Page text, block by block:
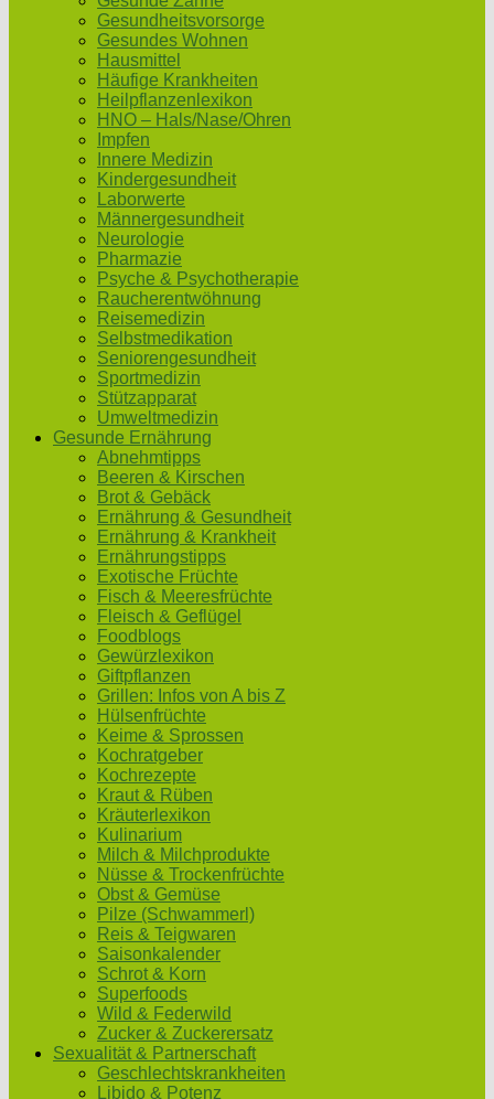
Gesundheitsvorsorge
Gesundes Wohnen
Hausmittel
Häufige Krankheiten
Heilpflanzenlexikon
HNO – Hals/Nase/Ohren
Impfen
Innere Medizin
Kindergesundheit
Laborwerte
Männergesundheit
Neurologie
Pharmazie
Psyche & Psychotherapie
Raucherentwöhnung
Reisemedizin
Selbstmedikation
Seniorengesundheit
Sportmedizin
Stützapparat
Umweltmedizin
Gesunde Ernährung
Abnehmtipps
Beeren & Kirschen
Brot & Gebäck
Ernährung & Gesundheit
Ernährung & Krankheit
Ernährungstipps
Exotische Früchte
Fisch & Meeresfrüchte
Fleisch & Geflügel
Foodblogs
Gewürzlexikon
Giftpflanzen
Grillen: Infos von A bis Z
Hülsenfrüchte
Keime & Sprossen
Kochratgeber
Kochrezepte
Kraut & Rüben
Kräuterlexikon
Kulinarium
Milch & Milchprodukte
Nüsse & Trockenfrüchte
Obst & Gemüse
Pilze (Schwammerl)
Reis & Teigwaren
Saisonkalender
Schrot & Korn
Superfoods
Wild & Federwild
Zucker & Zuckerersatz
Sexualität & Partnerschaft
Geschlechtskrankheiten
Libido & Potenz